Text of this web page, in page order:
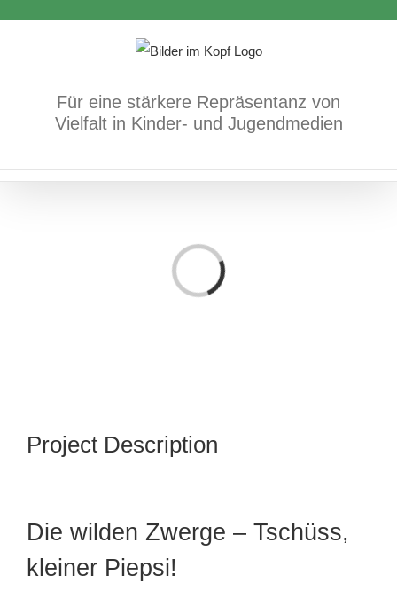
Für eine stärkere Repräsentanz von
Vielfalt in Kinder- und Jugendmedien
Loading...
Project Description
Die wilden Zwerge – Tschüss,
kleiner Piepsi!